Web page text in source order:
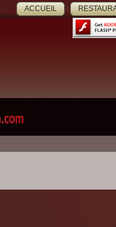
ACCUEIL